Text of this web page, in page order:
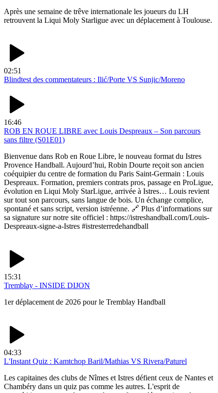
Après une semaine de trêve internationale les joueurs du LH
retrouvent la Liqui Moly Starligue avec un déplacement à Toulouse.
02:51
Blindtest des commentateurs : Ilić/Porte VS Sunjic/Moreno
16:46
ROB EN ROUE LIBRE avec Louis Despreaux – Son parcours
sans filtre (S01E01)
Bienvenue dans Rob en Roue Libre, le nouveau format du Istres
Provence Handball. Aujourd’hui, Robin Dourte reçoit son ancien
coéquipier du centre de formation du Paris Saint-Germain : Louis
Despreaux. Formation, premiers contrats pros, passage en ProLigue,
évolution en Liqui Moly StarLigue, arrivée à Istres… Louis revient
sur tout son parcours, sans langue de bois. Un échange complice,
spontané et sans script, version istréenne. 🔗 Plus d’informations sur
sa signature sur notre site officiel : https://istreshandball.com/Louis-
Despreaux-signe-a-Istres #istresterredehandball
15:31
Tremblay - INSIDE DIJON
1er déplacement de 2026 pour le Tremblay Handball
04:33
L'Instant Quiz : Kamtchop Baril/Mathias VS Rivera/Paturel
Les capitaines des clubs de Nîmes et Istres défient ceux de Nantes et
Chambéry dans un quiz pas comme les autres. L'esprit de